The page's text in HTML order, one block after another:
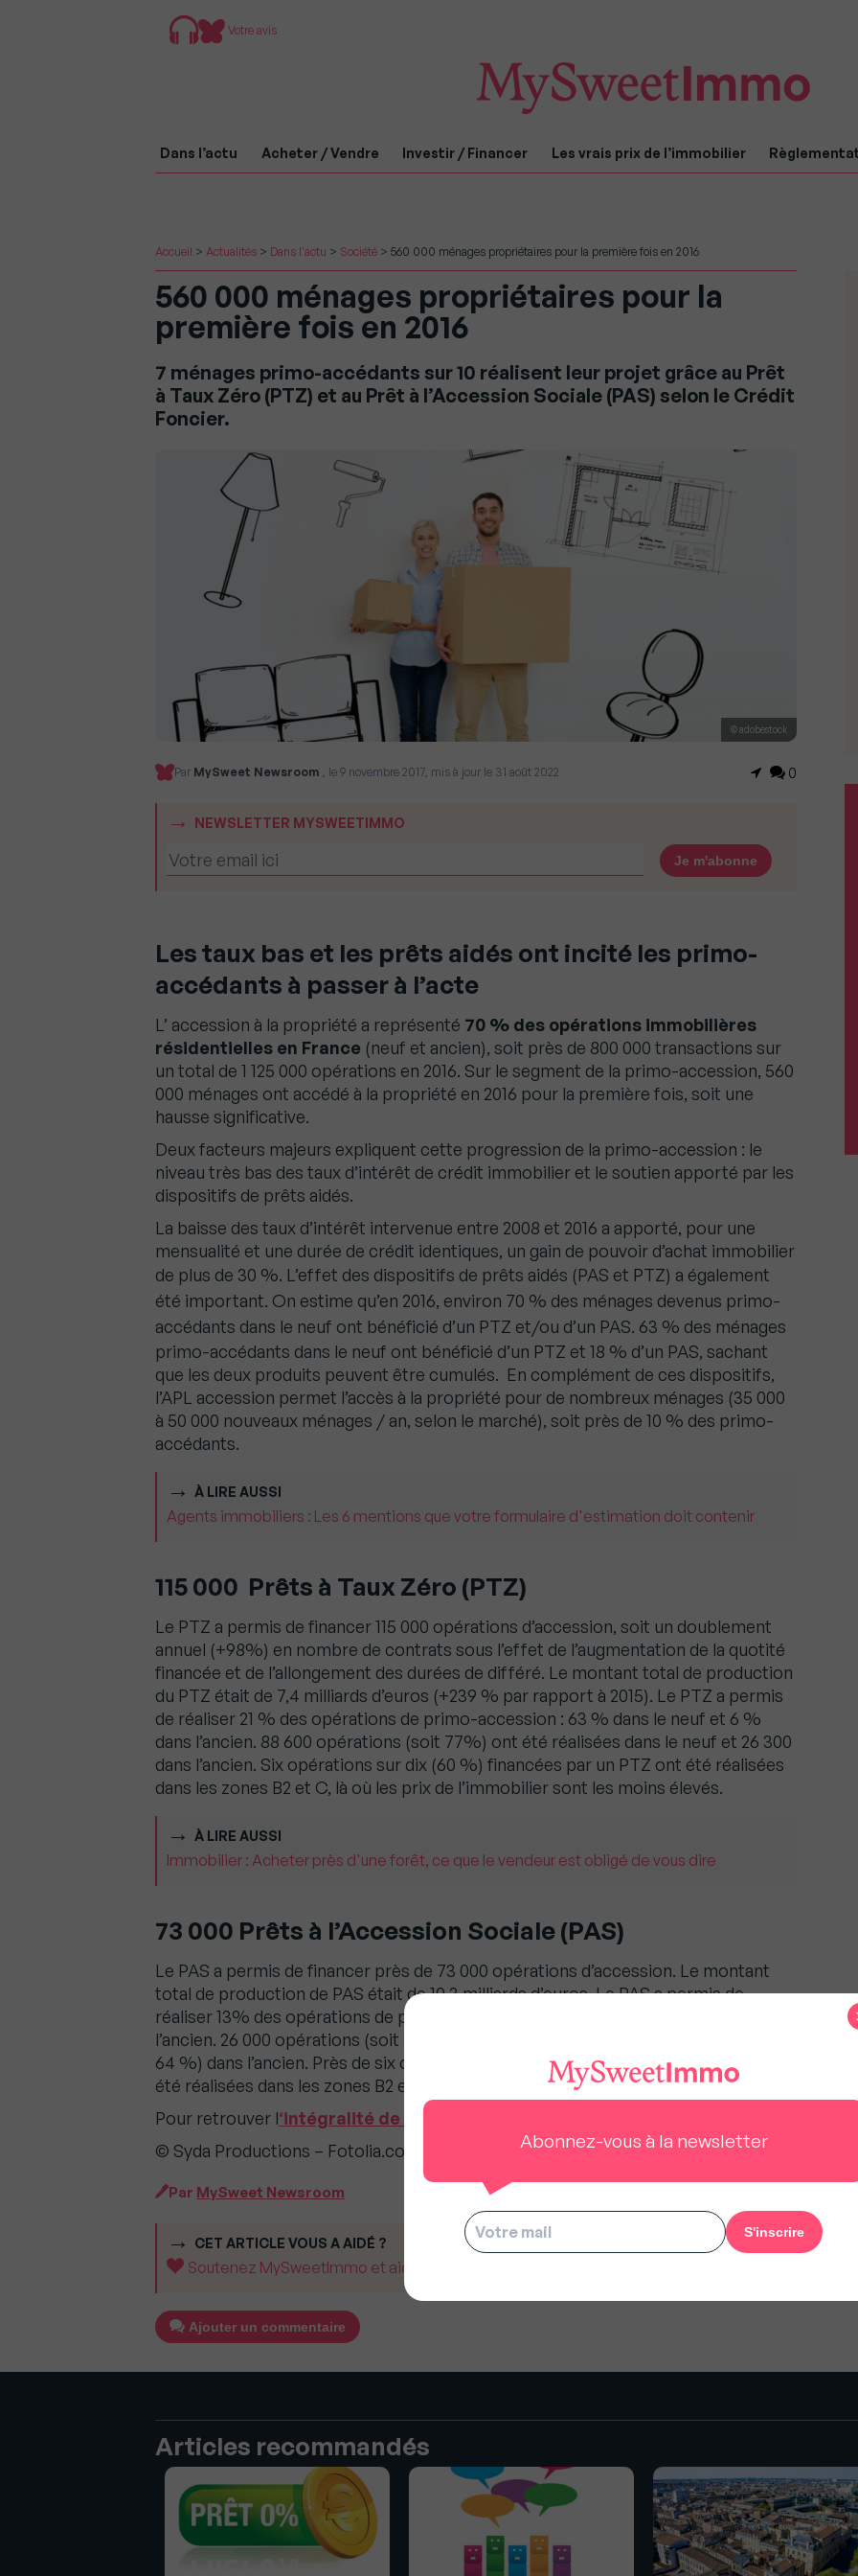
Votre avis
Dans l’actu Acheter / Vendre Investir / Financer Les vrais prix de l’immobilier
Accueil > Actualités > Dans l'actu > Société > 560 000 ménages propriétaires pour la première fois en 2016
560 000 ménages propriétaires pour la
première fois en 2016
7 ménages primo-accédants sur 10 réalisent leur projet grâce au Prêt
à Taux Zéro (PTZ) et au Prêt à l’Accession Sociale (PAS) selon le Crédit
Foncier.
© adobestock
Par MySweet Newsroom , le 9 novembre 2017, mis à jour le 31 août 2022 0
NEWSLETTER MYSWEETIMMO
Les taux bas et les prêts aidés ont incité les primo-
accédants à passer à l’acte
L’ accession à la propriété a représenté 70 % des opérations immobilières
résidentielles en France (neuf et ancien), soit près de 800 000 transactions sur
un total de 1 125 000 opérations en 2016. Sur le segment de la primo-accession, 560
000 ménages ont accédé à la propriété en 2016 pour la première fois, soit une
hausse significative.
Deux facteurs majeurs expliquent cette progression de la primo-accession : le
niveau très bas des taux d’intérêt de crédit immobilier et le soutien apporté par les
dispositifs de prêts aidés.
La baisse des taux d’intérêt intervenue entre 2008 et 2016 a apporté, pour une
mensualité et une durée de crédit identiques, un gain de pouvoir d’achat immobilier
de plus de 30 %. L’effet des dispositifs de prêts aidés (PAS et PTZ) a également
été important. On estime qu’en 2016, environ 70 % des ménages devenus primo-
accédants dans le neuf ont bénéficié d’un PTZ et/ou d’un PAS. 63 % des ménages
primo-accédants dans le neuf ont bénéficié d’un PTZ et 18 % d’un PAS, sachant
que les deux produits peuvent être cumulés. En complément de ces dispositifs,
l’APL accession permet l’accès à la propriété pour de nombreux ménages (35 000
à 50 000 nouveaux ménages / an, selon le marché), soit près de 10 % des primo-
accédants.
À LIRE AUSSI
Agents immobiliers : Les 6 mentions que votre formulaire d'estimation doit contenir
115 000 Prêts à Taux Zéro (PTZ)
Le PTZ a permis de financer 115 000 opérations d’accession, soit un doublement
annuel (+98%) en nombre de contrats sous l’effet de l’augmentation de la quotité
financée et de l’allongement des durées de différé. Le montant total de production
du PTZ était de 7,4 milliards d’euros (+239 % par rapport à 2015). Le PTZ a permis
de réaliser 21 % des opérations de primo-accession : 63 % dans le neuf et 6 %
dans l’ancien. 88 600 opérations (soit 77%) ont été réalisées dans le neuf et 26 300
dans l’ancien. Six opérations sur dix (60 %) financées par un PTZ ont été réalisées
dans les zones B2 et C, là où les prix de l’immobilier sont les moins élevés.
À LIRE AUSSI
Immobilier : Acheter près d'une forêt, ce que le vendeur est obligé de vous dire
73 000 Prêts à l’Accession Sociale (PAS)
Le PAS a permis de financer près de 73 000 opérations d’accession. Le montant
total de production de PAS était de 10,3 milliards d’euros. Le PAS a permis de
réaliser 13% des opérations de primo-accession : 18 % dans le neuf et 11 % dans
l’ancien. 26 000 opérations (soit 36 %) ont été réalisées dans le neuf et 47 000 (soit
64 %) dans l’ancien. Près de six opérations sur dix (58 %) financées par un PAS ont
été réalisées dans les zones B2 et C.
Pour retrouver l‘intégralité de l’étude du Crédit Foncier, c’est ici !
© Syda Productions – Fotolia.com
Par MySweet Newsroom
CET ARTICLE VOUS A AIDÉ ?
Soutenez MySweetImmo et aidez-nous à rester gratuit pour tous.
Ajouter un commentaire
Articles recommandés
Abonnez-vous à la newsletter